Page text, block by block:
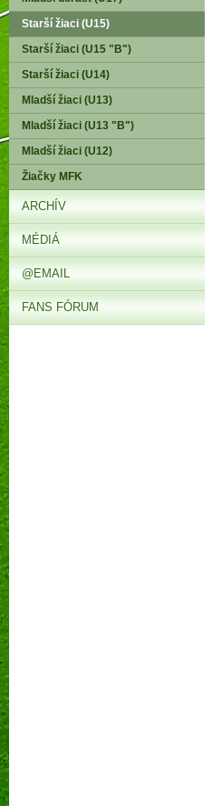
Starší žiaci (U15)
Starší žiaci (U15 "B")
Starší žiaci (U14)
Mladší žiaci (U13)
Mladší žiaci (U13 "B")
Mladší žiaci (U12)
Žiačky MFK
ARCHÍV
MÉDIÁ
@EMAIL
FANS FÓRUM